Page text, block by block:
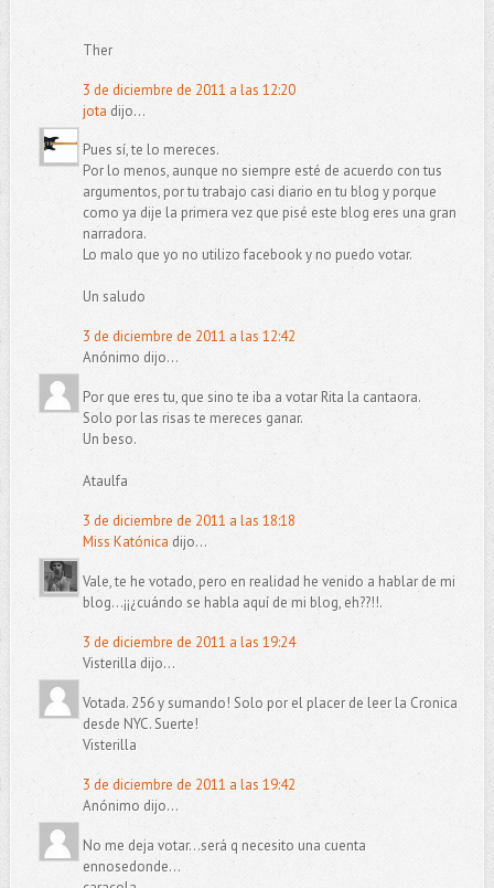
Ther
3 de diciembre de 2011 a las 12:20
jota dijo...
Pues sí, te lo mereces.
Por lo menos, aunque no siempre esté de acuerdo con tus
argumentos, por tu trabajo casi diario en tu blog y porque
como ya dije la primera vez que pisé este blog eres una gran
narradora.
Lo malo que yo no utilizo facebook y no puedo votar.
Un saludo
3 de diciembre de 2011 a las 12:42
Anónimo dijo...
Por que eres tu, que sino te iba a votar Rita la cantaora.
Solo por las risas te mereces ganar.
Un beso.
Ataulfa
3 de diciembre de 2011 a las 18:18
Miss Katónica dijo...
Vale, te he votado, pero en realidad he venido a hablar de mi
blog...¡¡¿cuándo se habla aquí de mi blog, eh??!!.
3 de diciembre de 2011 a las 19:24
Visterilla dijo...
Votada. 256 y sumando! Solo por el placer de leer la Cronica
desde NYC. Suerte!
Visterilla
3 de diciembre de 2011 a las 19:42
Anónimo dijo...
No me deja votar...será q necesito una cuenta
ennosedonde...